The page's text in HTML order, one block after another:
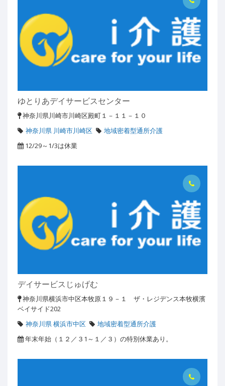
ゆとりあデイサービスセンター
神奈川県川崎市川崎区殿町１－１１－１０
神奈川県 川崎市川崎区
地域密着型通所介護
12/29～1/3は休業
デイサービスじゅげむ
神奈川県横浜市中区本牧原１９－１ ザ・レジデンス本牧横濱
ベイサイド202
神奈川県 横浜市中区
地域密着型通所介護
年末年始（１２／３1～１／３）の特別休業あり。